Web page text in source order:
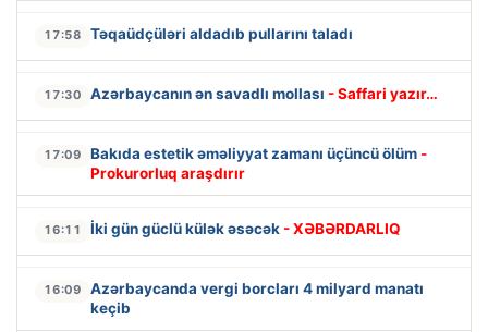
17:58 Təqaüdçüləri aldadıb pullarını taladı
17:30 Azərbaycanın ən savadlı mollası - Saffari yazır…
17:09 Bakıda estetik əməliyyat zamanı üçüncü ölüm -
Prokurorluq araşdırır
16:11 İki gün güclü külək əsəcək - XƏBƏRDARLIQ
16:09
Azərbaycanda vergi borcları 4 milyard manatı
keçib